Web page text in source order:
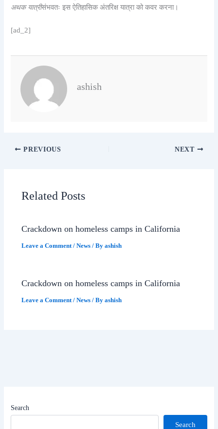
अथक यात्रीसंभवतः इस ऐतिहासिक अंतरिक्ष यात्रा को कवर करना।
[ad_2]
ashish
PREVIOUS NEXT
Related Posts
Crackdown on homeless camps in California
Leave a Comment /News / Byashish
Crackdown on homeless camps in California
Leave a Comment /News / Byashish
Search
Search